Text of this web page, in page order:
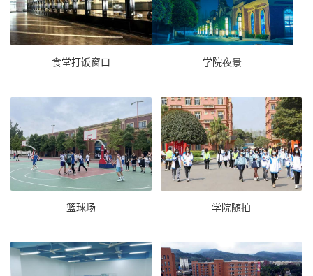
食堂打饭窗口 学院夜景
篮球场 学院随拍